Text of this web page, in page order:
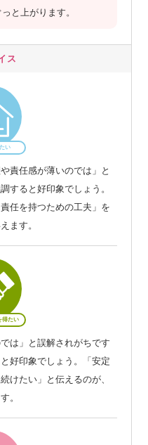
と上がります。
ス
い
責任感が薄いのでは」と
すると好印象でしょう。
任を持つための工夫」を
ます。
得たい
は」と誤解されがちです
好印象でしょう。「安定
けたい」と伝えるのが、
。